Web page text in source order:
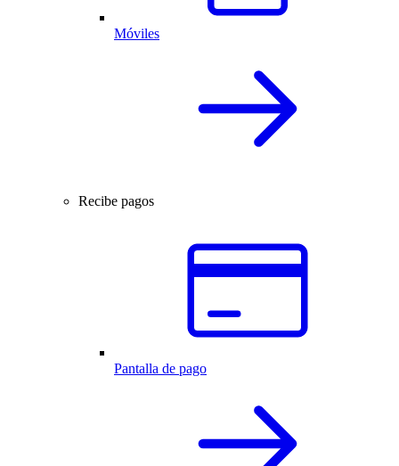
Móviles
Recibe pagos
Pantalla de pago